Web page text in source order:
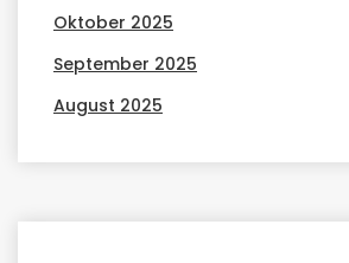
Oktober 2025
September 2025
August 2025